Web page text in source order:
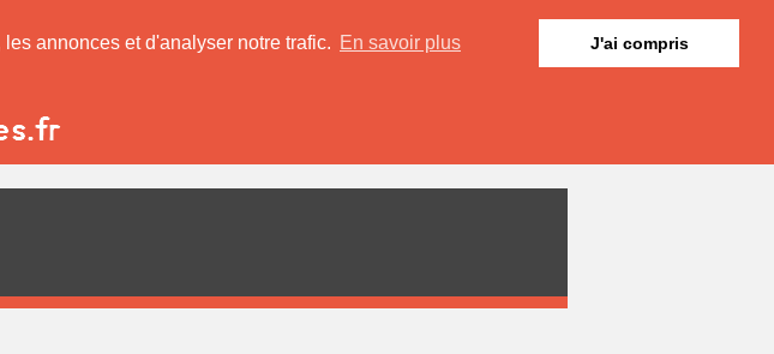
annonces et d'analyser notre trafic. En savoir plus J'ai compris